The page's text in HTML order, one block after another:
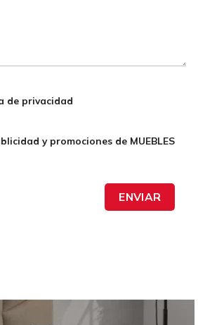
de privacidad
y promociones de MUEBLES
ENVIAR